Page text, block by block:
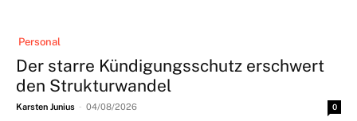
Personal
Der starre Kündigungsschutz erschwert
den Strukturwandel
Karsten Junius - 04/08/2026 0